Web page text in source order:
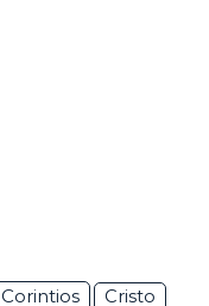
Corintios Cristo